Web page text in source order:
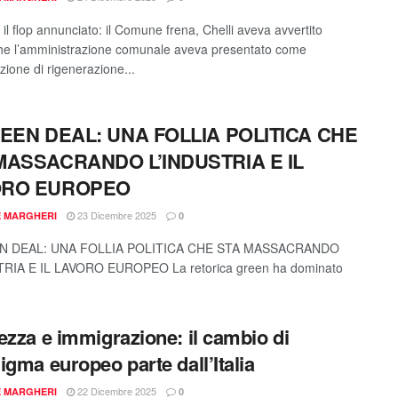
flop annunciato: il Comune frena, Chelli aveva avvertito
l’amministrazione comunale aveva presentato come
di rigenerazione...
DEAL: UNA FOLLIA POLITICA CHE
L’INDUSTRIA E IL
EUROPEO
MARGHERI 23 Dicembre 2025 0
DEAL: UNA FOLLIA POLITICA CHE STA MASSACRANDO
E IL LAVORO EUROPEO La retorica green ha dominato
e immigrazione: il cambio di
europeo parte dall’Italia
MARGHERI 22 Dicembre 2025 0